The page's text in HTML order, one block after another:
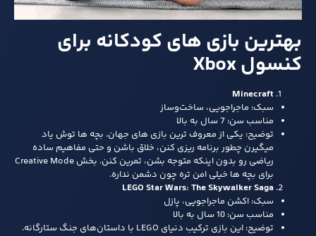
بهترین بازی‌ های کودکانه برای
کنسول Xbox
Minecraft
سبک: ماجراجویی، ساخت‌وساز
مناسب سن: 7 سال به بالا
توضیح: یکی از معروف‌ ترین بازی‌ های جهان. بچه‌ ها توش یاد
میگیرن چطور برنامه‌ ریزی کنن، خلاق باشن و حتی مفاهیم ساده
ریاضی رو بدون اینکه متوجه بشن، تمرین کنن. بخش Creative Mode
برای بچه‌ ها خیلی امن‌ تره چون دشمن نداره.
LEGO Star Wars: The Skywalker Saga
سبک: اکشن ماجراجویی، پازل
مناسب سن: 10 سال به بالا
توضیح: این بازی ترکیب دنیای LEGO با داستان‌های جنگ ستارگانه.